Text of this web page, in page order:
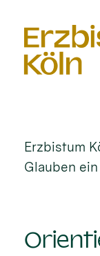
Erzbistum
Glauben ein